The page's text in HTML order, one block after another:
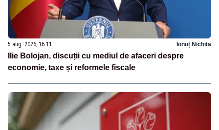
5 aug. 2026, 16:11 Ionuț Nichita
Ilie Bolojan, discuții cu mediul de afaceri despre
economie, taxe și reformele fiscale